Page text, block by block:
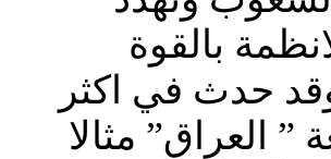
بالقوة
حدث في اكثر
” العراق” مثالا